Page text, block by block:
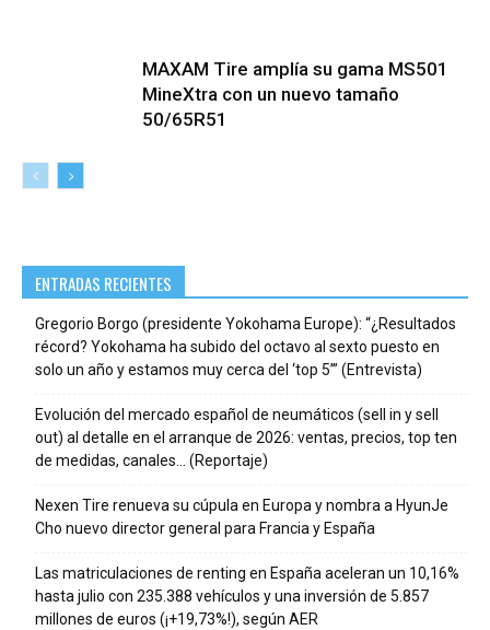
MAXAM Tire amplía su gama MS501
MineXtra con un nuevo tamaño
50/65R51
ENTRADAS RECIENTES
Gregorio Borgo (presidente Yokohama Europe): “¿Resultados
récord? Yokohama ha subido del octavo al sexto puesto en
solo un año y estamos muy cerca del ‘top 5’” (Entrevista)
Evolución del mercado español de neumáticos (sell in y sell
out) al detalle en el arranque de 2026: ventas, precios, top ten
de medidas, canales… (Reportaje)
Nexen Tire renueva su cúpula en Europa y nombra a HyunJe
Cho nuevo director general para Francia y España
Las matriculaciones de renting en España aceleran un 10,16%
hasta julio con 235.388 vehículos y una inversión de 5.857
millones de euros (¡+19,73%!), según AER